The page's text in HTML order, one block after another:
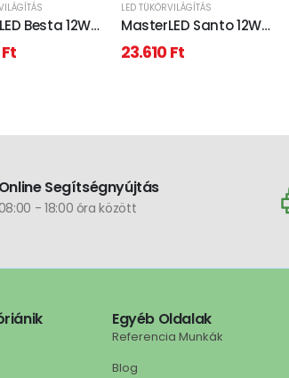
Besta 12W
tükör feletti
es
Ft
LED TÜKÖRVILÁGÍTÁS
MasterLED Santo 12W,
4000K, 60 cm-es
fekete/arany tükör
23.610Ft
Online Segítségnyújtás
- 18:00 óra között
Egyéb Oldalak
Referencia Munkák
Blog